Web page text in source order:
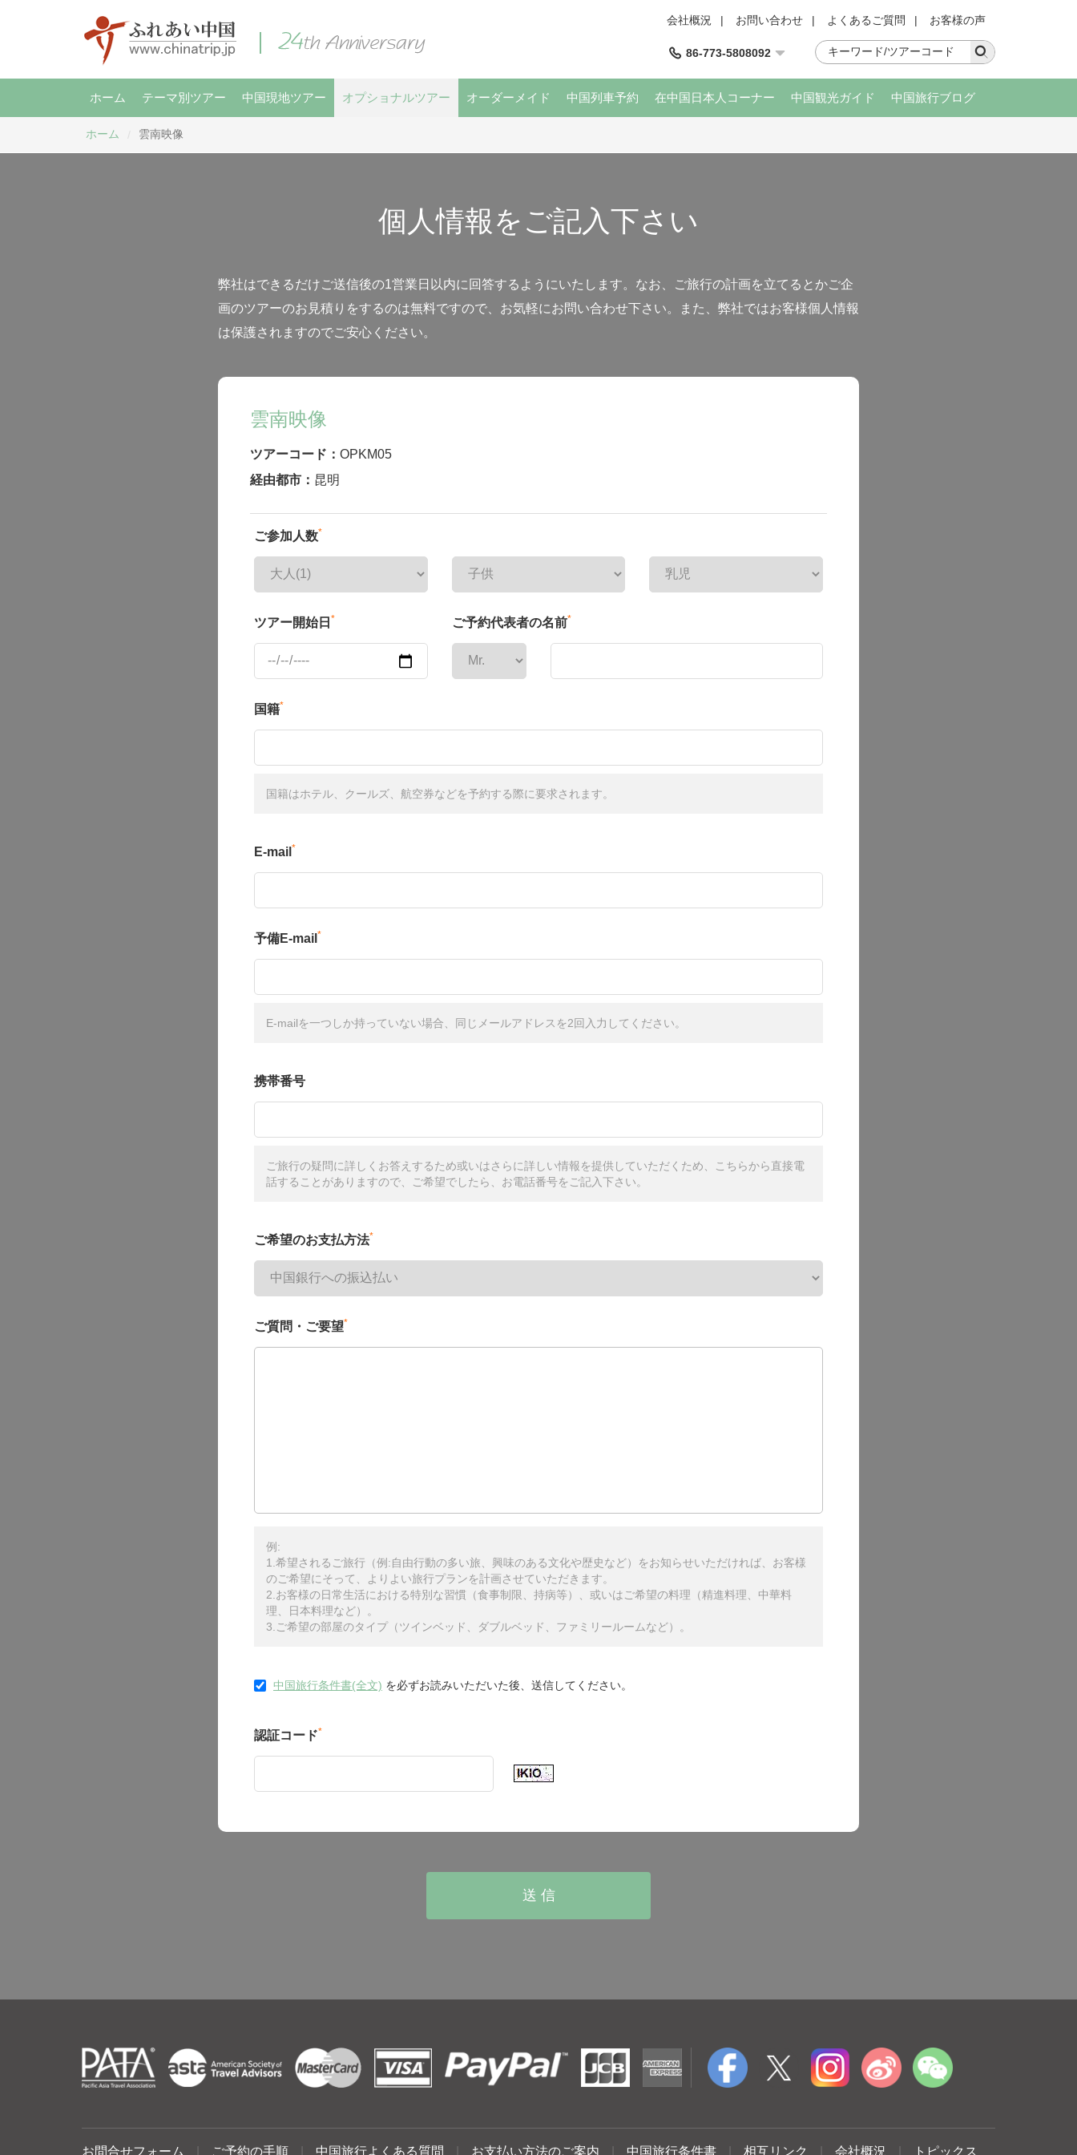
会社概況 | お問い合わせ | よくあるご質問 | お客様の声
86-773-5808092
ホーム テーマ別ツアー 中国現地ツアー オプショナルツアー オーダーメイド 中国列車予約 在中国日本人コーナー 中国観光ガイド 中国旅行ブログ
ホーム 雲南映像
個人情報をご記入下さい
弊社はできるだけご送信後の1営業日以内に回答するようにいたします。なお、ご旅行の計画を立てるとかご企
画のツアーのお見積りをするのは無料ですので、お気軽にお問い合わせ下さい。また、弊社ではお客様個人情報
は保護されますのでご安心ください。
雲南映像
ツアーコード： OPKM05
経由都市： 昆明
ご参加人数*
ツアー開始日 * ご予約代表者の名前*
国籍*
国籍はホテル、クールズ、航空券などを予約する際に要求されます。
E-mail *
予備E-mail *
E-mailを一つしか持っていない場合、同じメールアドレスを2回入力してください。
携帯番号
ご旅行の疑問に詳しくお答えするため或いはさらに詳しい情報を提供していただくため、こちらから直接電
話することがありますので、ご希望でしたら、お電話番号をご記入下さい。
ご希望のお支払方法*
ご質問・ご要望*
例:
1.希望されるご旅行（例:自由行動の多い旅、興味のある文化や歴史など）をお知らせいただければ、お客様
のご希望にそって、よりよい旅行プランを計画させていただきます。
2.お客様の日常生活における特別な習慣（食事制限、持病等）、或いはご希望の料理（精進料理、中華料
理、日本料理など）。
3.ご希望の部屋のタイプ（ツインベッド、ダブルベッド、ファミリールームなど）。
中国旅行条件書(全文) を必ずお読みいただいた後、送信してください。
認証コード*
お問合せフォーム ご予約の手順 中国旅行よくある質問 お支払い方法のご案内 中国旅行条件書 相互リンク 会社概況 トピックス